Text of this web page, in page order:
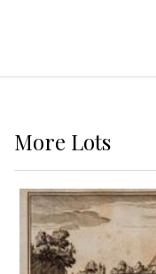
More Lots